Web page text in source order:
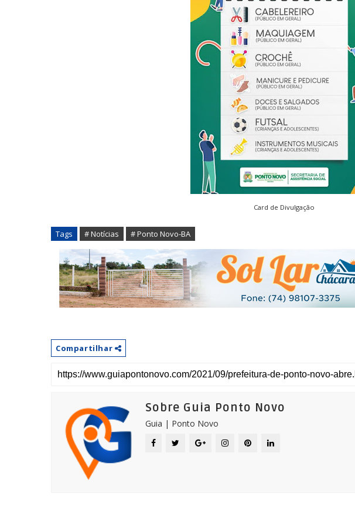
Card de Divulgação
Tags # Notícias # Ponto Novo-BA
Compartilhar
Sobre Guia Ponto Novo
Guia | Ponto Novo